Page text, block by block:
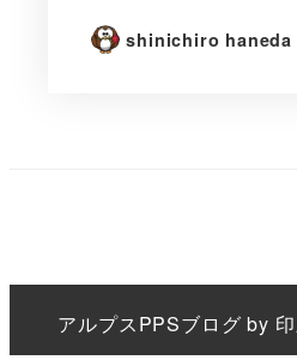
shinichiro haneda
アルプスPPSブログ by